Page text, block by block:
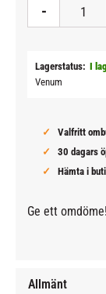
-
Lagerstatus I
Venum
Valfritt
30 dagars
Hämta i
Ge ett omdöme!
Allmänt